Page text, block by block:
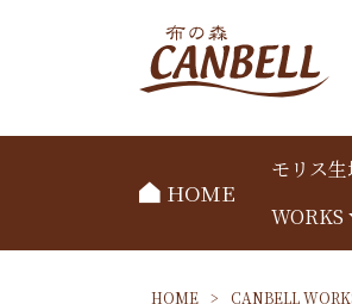
HOME
モリス
WORKS
HOME > CANBELL